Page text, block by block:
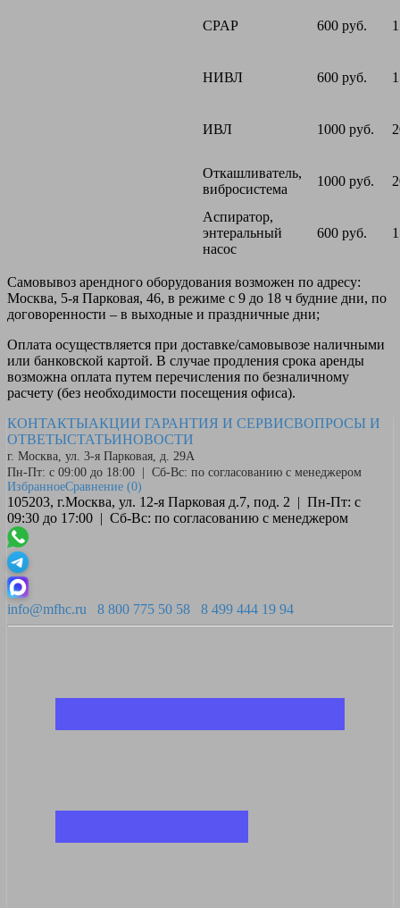
CPAP 600 руб.
НИВЛ 600 руб.
ИВЛ 1000 руб.
Откашливатель,
вибросистема
1000 руб.
Аспиратор,
энтеральный
насос
600 руб.
Самовывоз арендного оборудования возможен по адресу:
Москва, 5-я Парковая, 46, в режиме с 9 до 18 ч будние дни, по
договоренности – в выходные и праздничные дни;
Оплата осуществляется при доставке/самовывозе наличными
или банковской картой. В случае продления срока аренды
возможна оплата путем перечисления по безналичному
расчету (без необходимости посещения офиса).
КОНТАКТЫАКЦИИ ГАРАНТИЯ И СЕРВИСВОПРОСЫ И
ОТВЕТЫСТАТЬИНОВОСТИ
г. Москва, ул. 3-я Парковая, д. 29А
Пн-Пт: с 09:00 до 18:00 | Сб-Вс: по согласованию с менеджером
ИзбранноеСравнение (0)
105203, г.Москва, ул. 12-я Парковая д.7, под. 2 | Пн-Пт: с
09:30 до 17:00 | Сб-Вс: по согласованию с менеджером
info@mfhc.ru 8 800 775 50 58 8 499 444 19 94